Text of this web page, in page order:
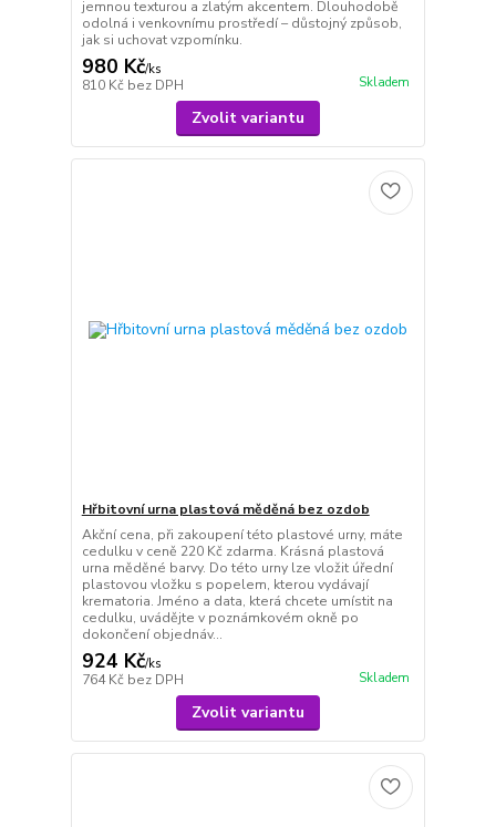
jemnou texturou a zlatým akcentem. Dlouhodobě
odolná i venkovnímu prostředí – důstojný způsob,
jak si uchovat vzpomínku.
980 Kč/ks
810 Kč bez DPH Skladem
Zvolit variantu
Hřbitovní urna plastová měděná bez ozdob
Akční cena, při zakoupení této plastové urny, máte
cedulku v ceně 220 Kč zdarma. Krásná plastová
urna měděné barvy. Do této urny lze vložit úřední
plastovou vložku s popelem, kterou vydávají
krematoria. Jméno a data, která chcete umístit na
cedulku, uvádějte v poznámkovém okně po
dokončení objednáv...
924 Kč/ks
764 Kč bez DPH Skladem
Zvolit variantu